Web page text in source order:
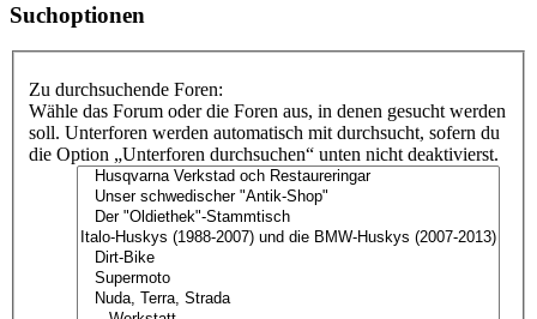
Suchoptionen
Zu durchsuchende Foren:
Wähle das Forum oder die Foren aus, in denen gesucht werden
soll. Unterforen werden automatisch mit durchsucht, sofern du
die Option „Unterforen durchsuchen“ unten nicht deaktivierst.